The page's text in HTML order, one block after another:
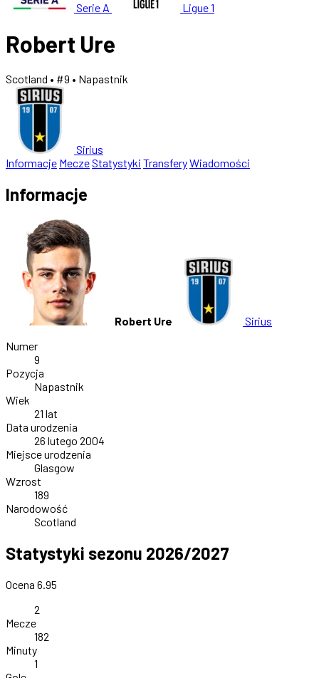
Serie A Ligue 1
Robert Ure
Scotland • #9 • Napastnik
Sirius
Informacje MeczeStatystyki TransferyWiadomości
Informacje
Robert Ure
Sirius
Numer
9
Pozycja
Napastnik
Wiek
21 lat
Data urodzenia
26 lutego 2004
Miejsce urodzenia
Glasgow
Wzrost
189
Narodowość
Scotland
Statystyki sezonu 2026/2027
Ocena 6.95
2
Mecze
182
Minuty
1